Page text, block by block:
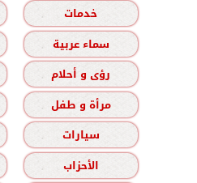
خدمات
سماء عربية
رؤى و أحلام
مرأة و طفل
سيارات
الأحزاب